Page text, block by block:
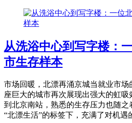
从洗浴中心到写字楼：
市生存样本
市场回暖，北漂再涌京城当就业市
座巨大的城市再次展现出强大的虹吸
到北京南站，熟悉的生存压力也随之
“北漂生活”的标签下，充满了对机遇